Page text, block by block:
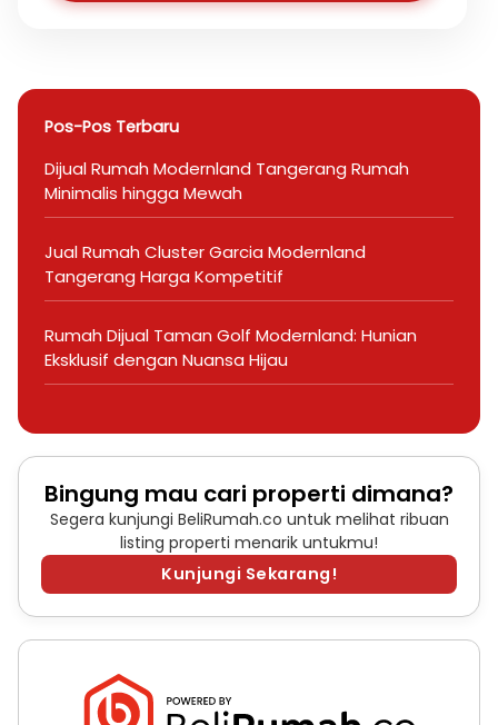
Pos-Pos Terbaru
Dijual Rumah Modernland Tangerang Rumah
Minimalis hingga Mewah
Jual Rumah Cluster Garcia Modernland
Tangerang Harga Kompetitif
Rumah Dijual Taman Golf Modernland: Hunian
Eksklusif dengan Nuansa Hijau
Bingung mau cari properti dimana?
Segera kunjungi BeliRumah.co untuk melihat ribuan
listing properti menarik untukmu!
Kunjungi Sekarang!